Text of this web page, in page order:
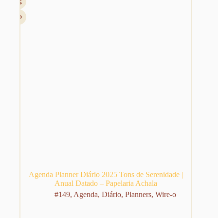
Agenda Planner Diário 2025 Tons de Serenidade |
Anual Datado – Papelaria Achala
#149, Agenda,Diário,Planners,Wire-o